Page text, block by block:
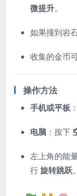
微提升。
如果撞到岩
收集的金币
操作方法
手机或平板
电脑 ：按下
左上角的能
行旋转跳跃。